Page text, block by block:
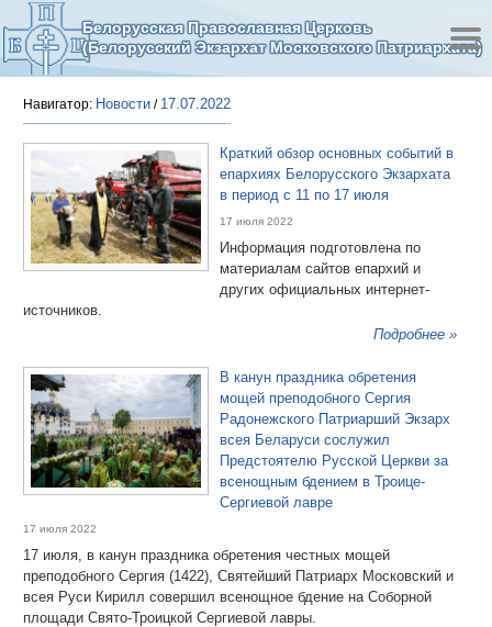
Белорусская Православная Церковь
(Белорусский Экзархат Московского Патриархата)
Навигатор: Новости / 17.07.2022
Краткий обзор основных событий в
епархиях Белорусского Экзархата
в период с 11 по 17 июля
17 июля 2022
Информация подготовлена по
материалам сайтов епархий и
других официальных интернет-
источников.
Подробнее »
В канун праздника обретения
мощей преподобного Сергия
Радонежского Патриарший Экзарх
всея Беларуси сослужил
Предстоятелю Русской Церкви за
всенощным бдением в Троице-
Сергиевой лавре
17 июля 2022
17 июля, в канун праздника обретения честных мощей
преподобного Сергия (1422), Святейший Патриарх Московский и
всея Руси Кирилл совершил всенощное бдение на Соборной
площади Свято-Троицкой Сергиевой лавры.